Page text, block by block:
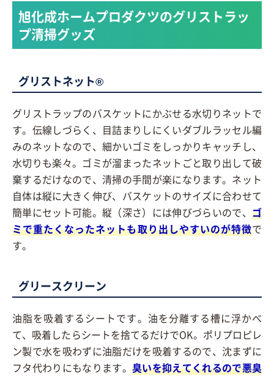
旭化成ホームプロダクツのグリストラッ
プ清掃グッズ
グリストネット®
グリストラップのバスケットにかぶせる水切りネットで
す。伝線しづらく、目詰まりしにくいダブルラッセル編
みのネットなので、細かいゴミをしっかりキャッチし、
水切りも楽々。ゴミが溜まったネットごと取り出して破
棄するだけなので、清掃の手間が楽になります。ネット
自体は縦に大きく伸び、バスケットのサイズに合わせて
簡単にセット可能。縦（深さ）には伸びづらいので、 ゴ
ミで重たくなったネットも取り出しやすいのが特徴で
す。
グリースクリーン
油脂を吸着するシートです。油を分離する槽に浮かべ
て、吸着したらシートを捨てるだけでOK。ポリプロピレ
ン製で水を吸わずに油脂だけを吸着するので、沈まずに
フタ代わりにもなります。 臭いを抑えてくれるので悪臭